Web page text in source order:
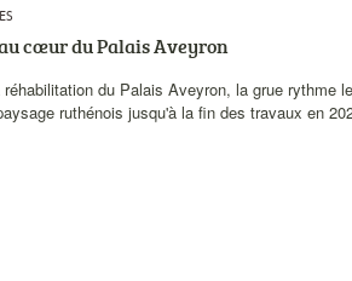
cœur du Palais Aveyron
du Palais Aveyron, la grue rythme
ruthénois jusqu'à la fin des travaux en